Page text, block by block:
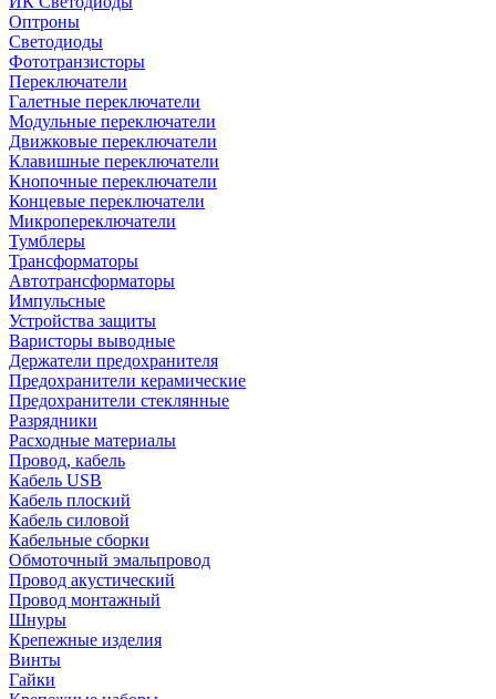
Оптроны
Светодиоды
Фототранзисторы
Переключатели
Галетные переключатели
Модульные переключатели
Движковые переключатели
Клавишные переключатели
Кнопочные переключатели
Концевые переключатели
Микропереключатели
Тумблеры
Трансформаторы
Автотрансформаторы
Импульсные
Устройства защиты
Варисторы выводные
Держатели предохранителя
Предохранители керамические
Предохранители стеклянные
Разрядники
Расходные материалы
Провод, кабель
Кабель USB
Кабель плоский
Кабель силовой
Кабельные сборки
Обмоточный эмальпровод
Провод акустический
Провод монтажный
Шнуры
Крепежные изделия
Винты
Гайки